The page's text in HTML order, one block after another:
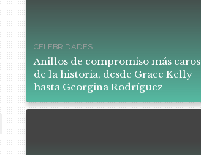
CELEBRIDADES
Anillos de compromiso más caros
de la historia, desde Grace Kelly
hasta Georgina Rodríguez